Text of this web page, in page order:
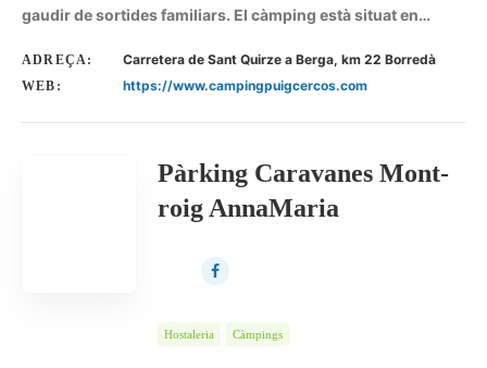
gaudir de sortides familiars. El càmping està situat en…
ADREÇA: Carretera de Sant Quirze a Berga, km 22 Borredà
WEB: https://www.campingpuigcercos.com
Pàrking Caravanes Mont-
roig AnnaMaria
Hostaleria Càmpings